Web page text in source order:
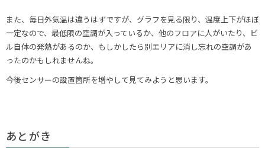
また、毎日外気温は違うはずですが、グラフを見る限り、温度上下がほぼ
一定なので、最低限の空調が入っているか、他のフロアに人がいたり、ビ
ル自体の発熱があるのか、もしかしたら別エリアに消し忘れの空調があ
ったのかもしれませんね。
今後センサーの設置箇所を増やして見てみようと思います。
あとがき